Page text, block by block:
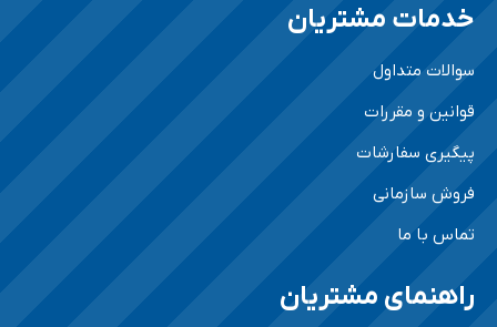
خدمات مشتریان
سوالات متداول
قوانین و مقررات
پیگیری سفارشات
فروش سازمانی
تماس با ما
راهنمای مشتریان